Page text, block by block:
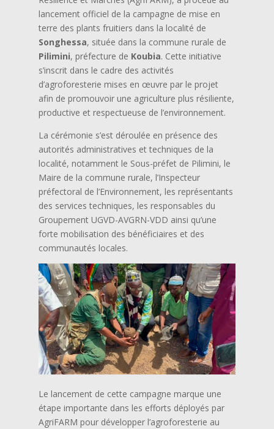
lancement officiel de la campagne de mise en
terre des plants fruitiers dans la localité de
Songhessa, située dans la commune rurale de
Pilimini, préfecture de Koubia. Cette initiative
s’inscrit dans le cadre des activités
d’agroforesterie mises en œuvre par le projet
afin de promouvoir une agriculture plus résiliente,
productive et respectueuse de l’environnement.
La cérémonie s’est déroulée en présence des
autorités administratives et techniques de la
localité, notamment le Sous-préfet de Pilimini, le
Maire de la commune rurale, l’Inspecteur
préfectoral de l’Environnement, les représentants
des services techniques, les responsables du
Groupement UGVD-AVGRN-VDD ainsi qu’une
forte mobilisation des bénéficiaires et des
communautés locales.
Le lancement de cette campagne marque une
étape importante dans les efforts déployés par
AgriFARM pour développer l’agroforesterie au